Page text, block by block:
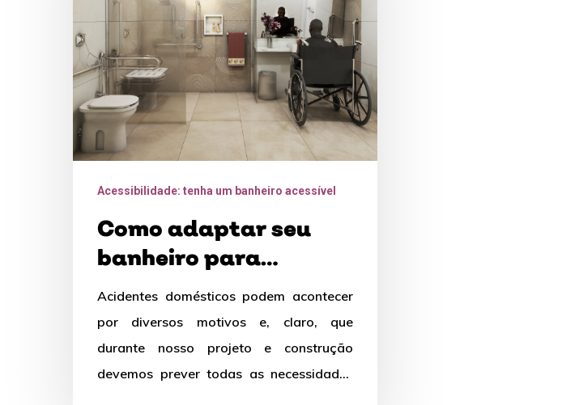
pessoas
com
deficiência
pessoas
mobilidade
reduzida?
Acessibilidade: tenha um banheiro acessível
Como adaptar seu
banheiro para
pessoas com
deficiência e pessoas
com mobilidade
reduzida?
Acidentes domésticos podem acontecer
por diversos motivos e, claro, que
durante nosso projeto e construção
devemos prever todas as necessidades